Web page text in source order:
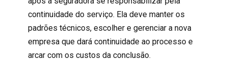
continuidade do serviço. Ela deve manter os
padrões técnicos, escolher e gerenciar a nova
empresa que dará continuidade ao processo e
arcar com os custos da conclusão.